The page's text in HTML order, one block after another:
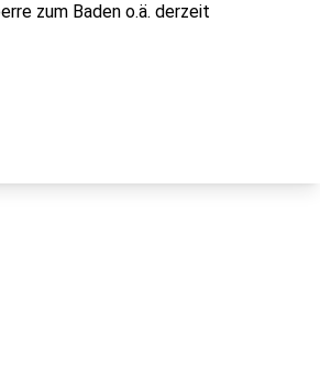
zum Baden o.ä. derzeit